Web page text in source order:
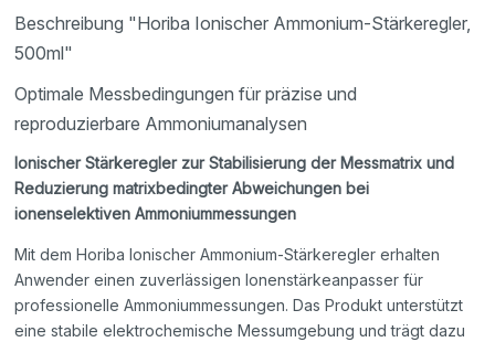
Beschreibung "Horiba Ionischer Ammonium-Stärkeregler,
500ml"
Optimale Messbedingungen für präzise und
reproduzierbare Ammoniumanalysen
Ionischer Stärkeregler zur Stabilisierung der Messmatrix und
Reduzierung matrixbedingter Abweichungen bei
ionenselektiven Ammoniummessungen
Mit dem Horiba Ionischer Ammonium-Stärkeregler erhalten
Anwender einen zuverlässigen Ionenstärkeanpasser für
professionelle Ammoniummessungen. Das Produkt unterstützt
eine stabile elektrochemische Messumgebung und trägt dazu